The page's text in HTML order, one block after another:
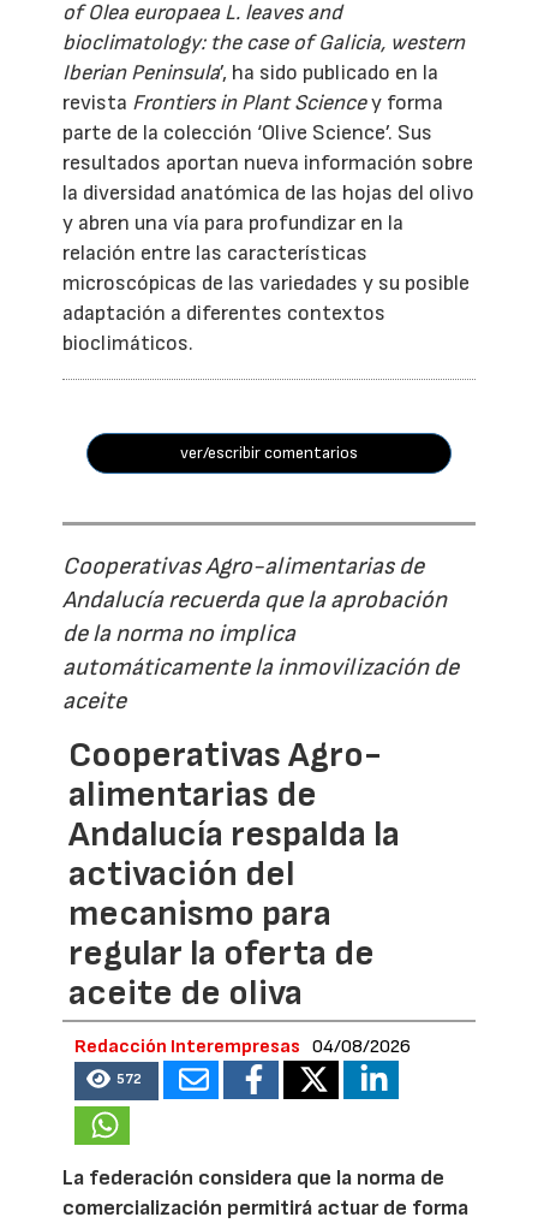
of Olea europaea L. leaves and
bioclimatology: the case of Galicia, western
Iberian Peninsula’, ha sido publicado en la
revista Frontiers in Plant Sciencey forma
parte de la colección ‘Olive Science’. Sus
resultados aportan nueva información sobre
la diversidad anatómica de las hojas del olivo
y abren una vía para profundizar en la
relación entre las características
microscópicas de las variedades y su posible
adaptación a diferentes contextos
bioclimáticos.
ver/escribir comentarios
Cooperativas Agro-alimentarias de
Andalucía recuerda que la aprobación
de la norma no implica
automáticamente la inmovilización de
aceite
Cooperativas Agro-
alimentarias de
Andalucía respalda la
activación del
mecanismo para
regular la oferta de
aceite de oliva
Redacción Interempresas 04/08/2026
572
La federación considera que la norma de
comercialización permitirá actuar de forma